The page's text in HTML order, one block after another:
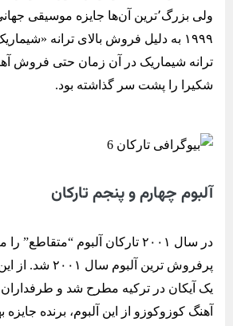
ولی بزرگ‌٬ترین آن‌‌ها جایزه موسیقی
۱۹۹۹ به دلیل فروش بالای ترانه
ترانه شیماریک در آن زمان حتی فروش
شکیرا را پشت سر گذاشته بود.
آلبوم چهارم و پنجم تارکان
در سال ۲۰۰۱ تارکان آلبوم
پرفروش‌ ترین
یک آیکان در ترکیه مطرح شد و طرفداران
آهنگ کوزوکوزو از این آلبوم، برنده جایزه